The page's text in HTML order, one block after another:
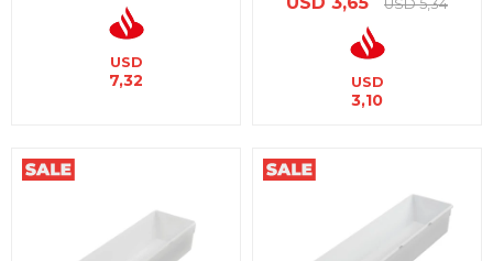
USD
7,32
USD 5,34
USD
3,10